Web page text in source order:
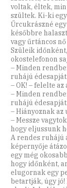
voltak, éltek,
szültek. Ki-ki
Űrcukrászné
későbbre
vagy űrtáncos
Szüleik
okostelefonon
– Minden
ruhájú édesapját.
– OK! – felelte az
– Minden
ruhájú édesapját.
– Hiányoznak az
– Messze
hogy eljussunk
A rendes ruhájú
képernyője
egy még
hogy időnként,
elugornak egy
betartják, úgy